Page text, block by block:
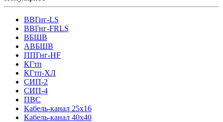
ВВГнг-LS
ВВГнг-FRLS
ВБШВ
АВБШВ
ППГнг-HF
КГтп
КГтп-ХЛ
СИП-2
СИП-4
ПВС
Кабель-канал 25х16
Кабель-канал 40х40